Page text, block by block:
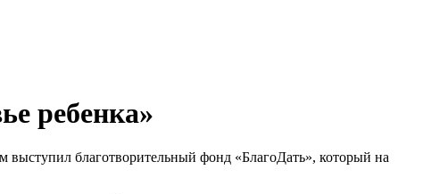
ребенка»
выступил благотворительный фонд «БлагоДать», который на